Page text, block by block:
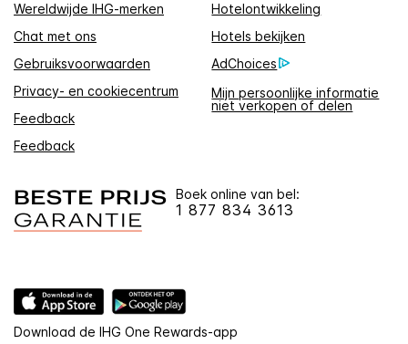
Wereldwijde IHG-merken
Hotelontwikkeling
Chat met ons
Hotels bekijken
Gebruiksvoorwaarden
AdChoices
Privacy- en cookiecentrum
Mijn persoonlijke informatie
niet verkopen of delen
Feedback
Feedback
Boek online van bel:
1 877 834 3613
Download de IHG One Rewards-app